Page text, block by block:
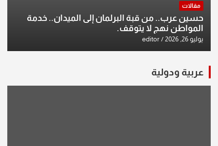
مقالات
حسين عرب.. من قبة البرلمان إلى الميدان.. خدمة
المواطن نهج لا يتوقف.
يوليو 26, 2026 editor
عربية ودولية